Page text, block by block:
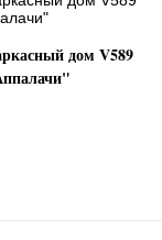
дом V589